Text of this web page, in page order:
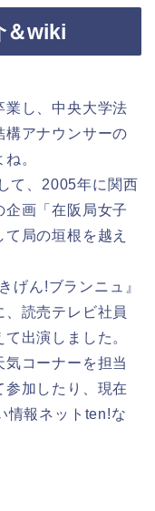
＆wiki
業し、中央大学法
構アナウンサーの
。
て、2005年に関西
画「在阪局女子
局の垣根を越え
げん!ブランニュ』
読売テレビ社員
出演しました。
コーナーを担当
参加したり、現在
情報ネットten!な